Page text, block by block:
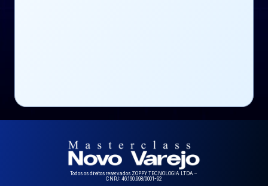
Todos os direitos reservados ZOPPY TECNOLOGIA LTDA –
CNPJ: 46.160.998/0001-92